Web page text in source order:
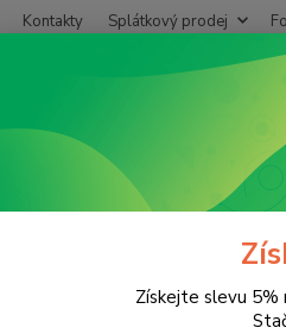
Kontakty Splátkový prodej
Splátkový prodej
Formulář -
Formulář - Potvrzení o výši
Získejte slevu 5%